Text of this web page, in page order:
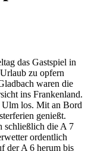
das Gastspiel in
zu opfern
waren die
ins Frankenland.
los. Mit an Bord
genießt.
schließlich die A 7
ordentlich
der A 6 herum bis